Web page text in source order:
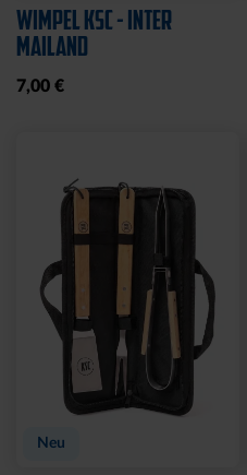
WIMPEL KSC - INTER
MAILAND
7,00 €
Neu